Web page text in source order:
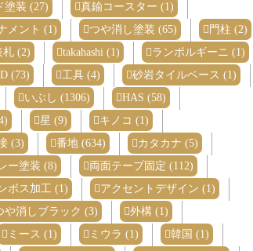
塗装 (27)
真鍮コースター (1)
メント (1) つや消し塗装 (65)
門柱 (2)
札 (2) takahashi (1)
ランボルギーニ (1)
(73) 工具 (4)
砂岩タイルベース (1)
いぶし (1306)
HAS (58)
星 (9)
キノコ (1)
(3) 番地 (634)
カタカナ (5)
ー塗装 (8)
両面テープ固定 (112)
ボス加工 (1)
アクセントデザイン (1)
や消しブラック (3)
外構 (1)
ミース (1) ミウラ (1)
韓国 (1)